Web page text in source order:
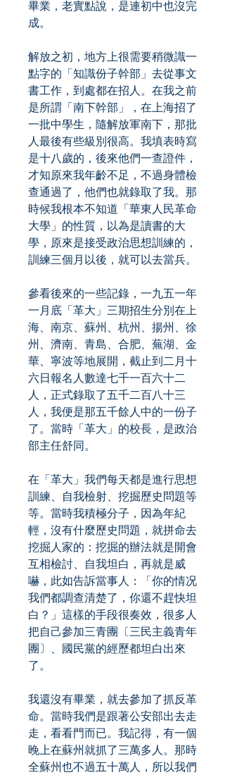
畢業，老實點說，是連初中也沒完
成。
解放之初，地方上很需要稍微識一
點字的「知識份子幹部」去從事文
書工作，到處都在招人。在我之前
是所謂「南下幹部」，在上海招了
一批中學生，隨解放軍南下，那批
人最後有些級別很高。我填表時寫
是十八歲的，後來他們一查證件，
才知原來我年齡不足，不過身體檢
查通過了，他們也就錄取了我。那
時候我根本不知道「華東人民革命
大學」的性質，以為是讀書的大
學，原來是接受政治思想訓練的，
訓練三個月以後，就可以去當兵。
參看後來的一些記錄，一九五一年
一月底「革大」三期招生分別在上
海、南京、蘇州、杭州、揚州、徐
州、濟南、青島、合肥、蕪湖、金
華、寧波等地展開，截止到二月十
六日報名人數達七千一百六十二
人，正式錄取了五千二百八十三
人，我便是那五千餘人中的一份子
了。當時「革大」的校長，是政治
部主任舒同。
在「革大」我們每天都是進行思想
訓練、自我檢射、挖掘歷史問題等
等。當時我積極分子，因為年紀
輕，沒有什麼歷史問題，就拼命去
挖掘人家的：挖掘的辦法就是開會
互相檢討、自我坦白，再就是威
嚇，此如告訴當事人：「你的情况
我們都調查清楚了，你還不趕快坦
白？」這樣的手段很奏效，很多人
把自己參加三青團〔三民主義青年
團〕、國民黨的經歷都坦白出來
了。
我還沒有畢業，就去參加了抓反革
命。當時我們是跟著公安部出去走
走，看看門而已。我記得，有一個
晚上在蘇州就抓了三萬多人。那時
全蘇州也不過五十萬人，所以我們